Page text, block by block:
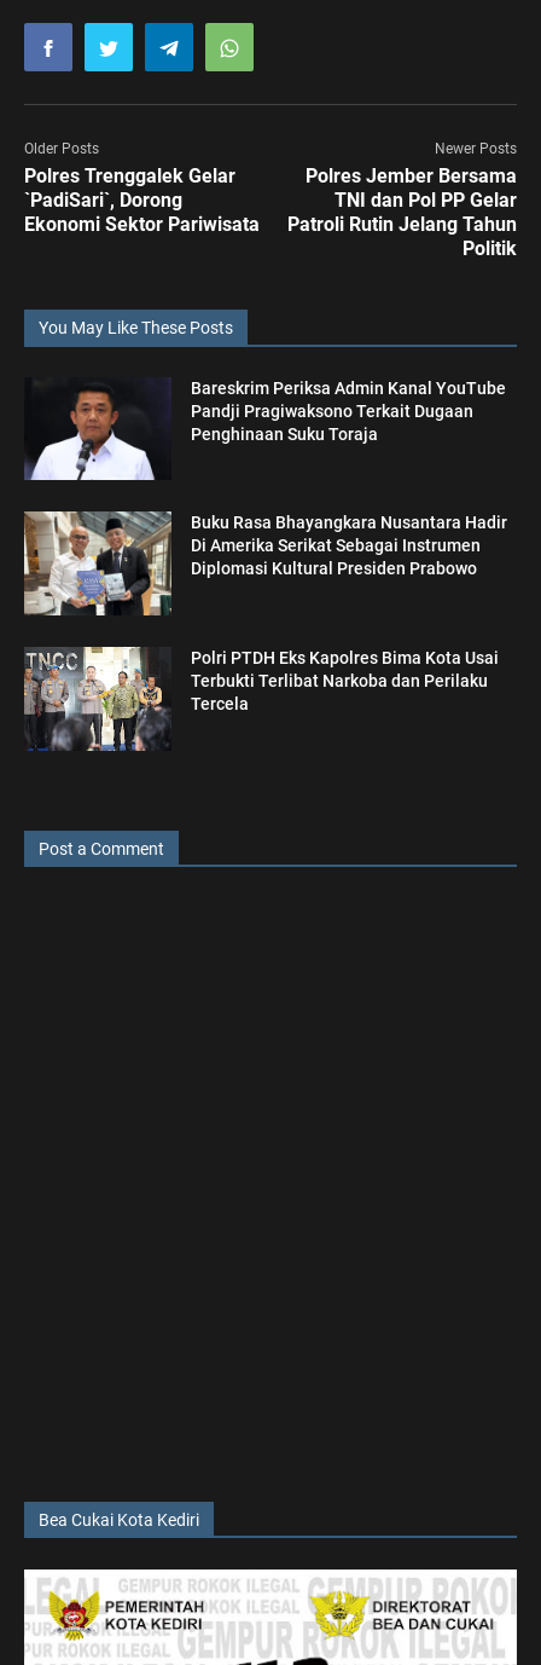
Older Posts
Polres Trenggalek Gelar
`PadiSari`, Dorong
Ekonomi Sektor Pariwisata
Newer Posts
Polres Jember Bersama
TNI dan Pol PP Gelar
Patroli Rutin Jelang Tahun
Politik
You May Like These Posts
Bareskrim Periksa Admin Kanal YouTube
Pandji Pragiwaksono Terkait Dugaan
Penghinaan Suku Toraja
Buku Rasa Bhayangkara Nusantara Hadir
Di Amerika Serikat Sebagai Instrumen
Diplomasi Kultural Presiden Prabowo
Polri PTDH Eks Kapolres Bima Kota Usai
Terbukti Terlibat Narkoba dan Perilaku
Tercela
Post a Comment
Bea Cukai Kota Kediri